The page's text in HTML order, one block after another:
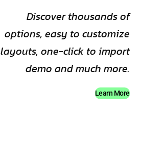
Discover thousands of
options, easy to customize
layouts, one-click to import
demo and much more.
Learn More